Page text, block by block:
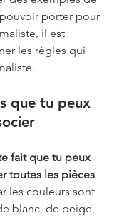
porter pour
il est
les règles qui
que tu peux
fait que tu peux
toutes les pièces
les couleurs sont
blanc, de beige,